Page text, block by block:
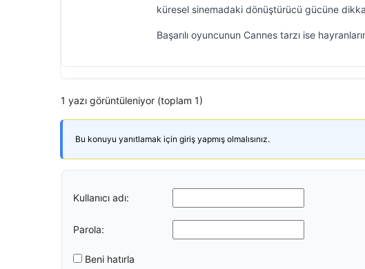
küresel sinemadaki dönüştürücü gücüne
Başarılı oyuncunun Cannes tarzı ise
1 yazı görüntüleniyor (toplam 1)
Bu konuyu yanıtlamak için giriş yapmış olmalısınız.
Kullanıcı adı:
Parola:
Beni hatırla